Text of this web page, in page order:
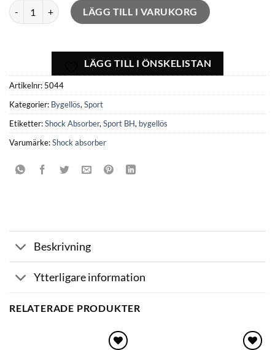
Ultimate Run Bygellös mängdLÄGG TILL I VARUKORG
LÄGG TILL I ÖNSKELISTAN
Artikelnr: 5044
Kategorier: Bygellös,Sport
Etiketter:Shock Absorber,Sport BH, bygellös
Varumärke:Shock absorber
Beskrivning
Ytterligare information
RELATERADE PRODUKTER